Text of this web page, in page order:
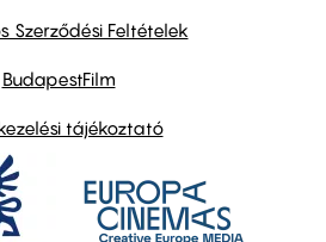
Szerződési Feltételek
BudapestFilm
tájékoztató